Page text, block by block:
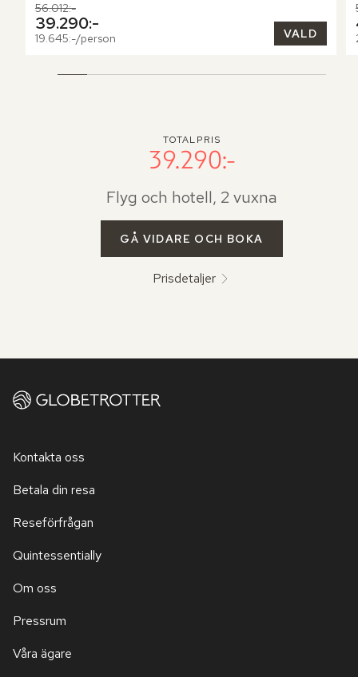
Tidigare pris,
56.012:-
Nuvarande pris,
39.290:-
19.645:-/person VALD
TOTALPRIS
39.290:-
Flyg och hotell, 2 vuxna
GÅ VIDARE OCH BOKA
Prisdetaljer
Kontakta oss
Betala din resa
Reseförfrågan
Quintessentially
Om oss
Pressrum
Våra ägare